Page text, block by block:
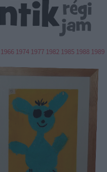
1966 1974 1977 1982 1985 1988 1989